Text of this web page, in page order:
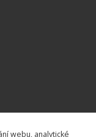
webu, analytické